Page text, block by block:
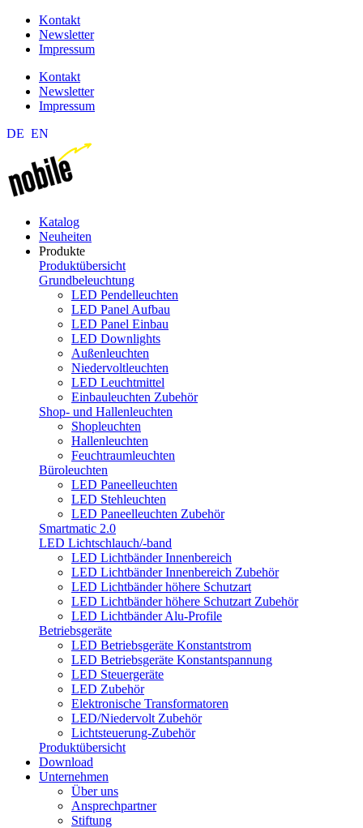
Kontakt
Newsletter
Impressum
Kontakt
Newsletter
Impressum
DE EN
Katalog
Neuheiten
Produkte
Produktübersicht
Grundbeleuchtung
LED Pendelleuchten
LED Panel Aufbau
LED Panel Einbau
LED Downlights
Außenleuchten
Niedervoltleuchten
LED Leuchtmittel
Einbauleuchten Zubehör
Shop- und Hallenleuchten
Shopleuchten
Hallenleuchten
Feuchtraumleuchten
Büroleuchten
LED Paneelleuchten
LED Stehleuchten
LED Paneelleuchten Zubehör
Smartmatic 2.0
LED Lichtschlauch/-band
LED Lichtbänder Innenbereich
LED Lichtbänder Innenbereich Zubehör
LED Lichtbänder höhere Schutzart
LED Lichtbänder höhere Schutzart Zubehör
LED Lichtbänder Alu-Profile
Betriebsgeräte
LED Betriebsgeräte Konstantstrom
LED Betriebsgeräte Konstantspannung
LED Steuergeräte
LED Zubehör
Elektronische Transformatoren
LED/Niedervolt Zubehör
Lichtsteuerung-Zubehör
Produktübersicht
Download
Unternehmen
Über uns
Ansprechpartner
Stiftung